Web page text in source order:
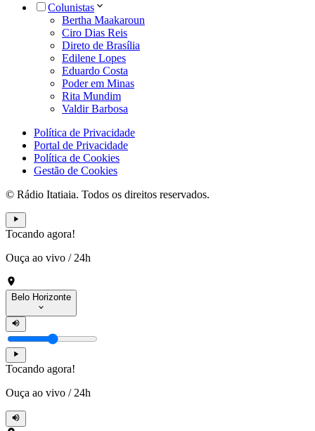
Colunistas
Bertha Maakaroun
Ciro Dias Reis
Direto de Brasília
Edilene Lopes
Eduardo Costa
Poder em Minas
Rita Mundim
Valdir Barbosa
Política de Privacidade
Portal de Privacidade
Política de Cookies
Gestão de Cookies
© Rádio Itatiaia. Todos os direitos reservados.
Tocando agora!
Ouça ao vivo / 24h
Belo Horizonte
Tocando agora!
Ouça ao vivo / 24h